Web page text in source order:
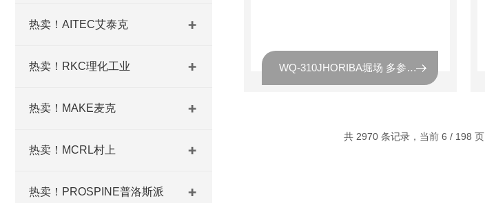
热卖！AITEC艾泰克
热卖！RKC理化工业
热卖！MAKE麦克
热卖！MCRL村上
热卖！PROSPINE普洛斯派
WQ-310JHORIBA堀场 多参数数字水质计1通道
共 2970 条记录，当前 6 / 198 页